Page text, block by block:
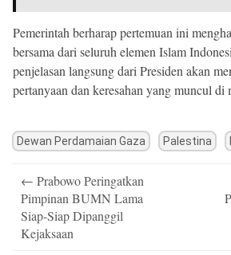
Pemerintah berharap pertemuan ini
bersama dari seluruh elemen Islam
penjelasan langsung dari Presiden akan
pertanyaan dan keresahan yang muncul di
Dewan Perdamaian Gaza Palestina
navigation
← Prabowo Peringatkan
Pimpinan BUMN Lama
Siap-Siap Dipanggil
Kejaksaan